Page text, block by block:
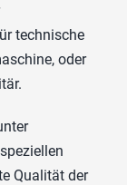
technische
oder
Qualität der